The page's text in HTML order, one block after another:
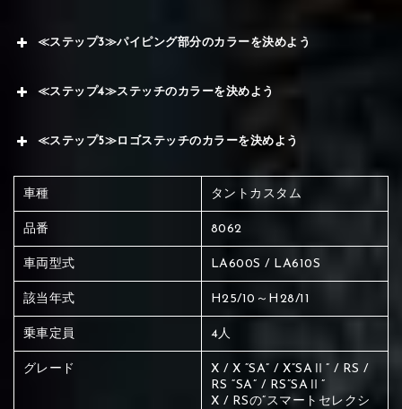
≪ステップ3≫パイピング部分のカラーを決めよう
≪ステップ4≫ステッチのカラーを決めよう
≪ステップ5≫ロゴステッチのカラーを決めよう
車種 タントカスタム
品番 8062
車両型式 LA600S / LA610S
該当年式 H25/10～H28/11
乗車定員 4人
グレード
X / X “SA” / X”SAⅡ” / RS /
RS “SA” / RS”SAⅡ”
X / RSの”スマートセレクシ